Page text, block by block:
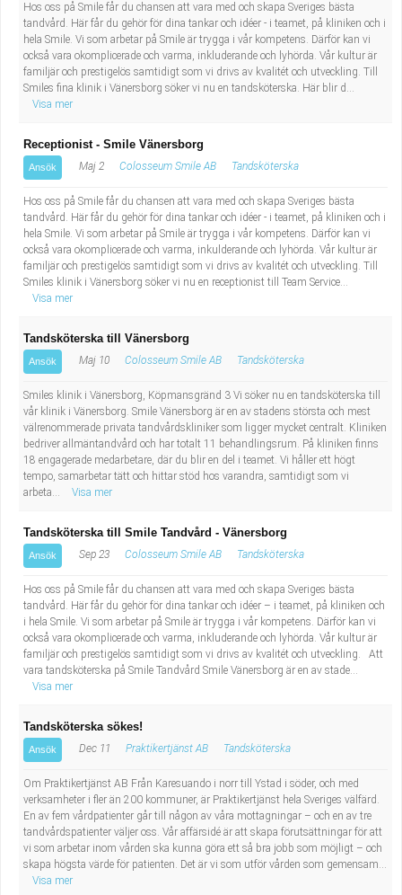
Hos oss på Smile får du chansen att vara med och skapa Sveriges bästa
tandvård. Här får du gehör för dina tankar och idéer - i teamet, på kliniken och i
hela Smile. Vi som arbetar på Smile är trygga i vår kompetens. Därför kan vi
också vara okomplicerade och varma, inkluderande och lyhörda. Vår kultur är
familjär och prestigelös samtidigt som vi drivs av kvalitét och utveckling. Till
Smiles fina klinik i Vänersborg söker vi nu en tandsköterska. Här blir d...
Visa mer
Receptionist - Smile Vänersborg
Ansök Maj 2 Colosseum Smile AB Tandsköterska
Hos oss på Smile får du chansen att vara med och skapa Sveriges bästa
tandvård. Här får du gehör för dina tankar och idéer - i teamet, på kliniken och i
hela Smile. Vi som arbetar på Smile är trygga i vår kompetens. Därför kan vi
också vara okomplicerade och varma, inkulderande och lyhörda. Vår kultur är
familjär och prestigelös samtidigt som vi drivs av kvalitét och utveckling. Till
Smiles klinik i Vänersborg söker vi nu en receptionist till Team Service...
Visa mer
Tandsköterska till Vänersborg
Ansök Maj 10 Colosseum Smile AB Tandsköterska
Smiles klinik i Vänersborg, Köpmansgränd 3 Vi söker nu en tandsköterska till
vår klinik i Vänersborg. Smile Vänersborg är en av stadens största och mest
välrenommerade privata tandvårdskliniker som ligger mycket centralt. Kliniken
bedriver allmäntandvård och har totalt 11 behandlingsrum. På kliniken finns
18 engagerade medarbetare, där du blir en del i teamet. Vi håller ett högt
tempo, samarbetar tätt och hittar stöd hos varandra, samtidigt som vi
arbeta...
Visa mer
Tandsköterska till Smile Tandvård - Vänersborg
Ansök Sep 23 Colosseum Smile AB Tandsköterska
Hos oss på Smile får du chansen att vara med och skapa Sveriges bästa
tandvård. Här får du gehör för dina tankar och idéer – i teamet, på kliniken och
i hela Smile. Vi som arbetar på Smile är trygga i vår kompetens. Därför kan vi
också vara okomplicerade och varma, inkluderande och lyhörda. Vår kultur är
familjär och prestigelös samtidigt som vi drivs av kvalitét och utveckling. Att
vara tandsköterska på Smile Tandvård Smile Vänersborg är en av stade...
Visa mer
Tandsköterska sökes!
Ansök Dec 11 Praktikertjänst AB Tandsköterska
Om Praktikertjänst AB Från Karesuando i norr till Ystad i söder, och med
verksamheter i fler än 200 kommuner, är Praktikertjänst hela Sveriges välfärd.
En av fem vårdpatienter går till någon av våra mottagningar – och en av tre
tandvårdspatienter väljer oss. Vår affärsidé är att skapa förutsättningar för att
vi som arbetar inom vården ska kunna göra ett så bra jobb som möjligt – och
skapa högsta värde för patienten. Det är vi som utför vården som gemensam...
Visa mer